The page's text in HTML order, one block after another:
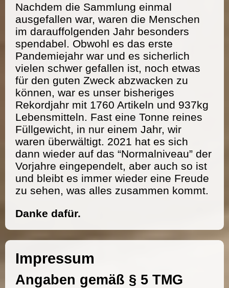
Nachdem die Sammlung einmal
ausgefallen war, waren die Menschen
im darauffolgenden Jahr besonders
spendabel. Obwohl es das erste
Pandemiejahr war und es sicherlich
vielen schwer gefallen ist, noch etwas
für den guten Zweck abzwacken zu
können, war es unser bisheriges
Rekordjahr mit 1760 Artikeln und 937kg
Lebensmitteln. Fast eine Tonne reines
Füllgewicht, in nur einem Jahr, wir
waren überwältigt. 2021 hat es sich
dann wieder auf das “Normalniveau” der
Vorjahre eingependelt, aber auch so ist
und bleibt es immer wieder eine Freude
zu sehen, was alles zusammen kommt.
Danke dafür.
Impressum
Angaben gemäß § 5 TMG